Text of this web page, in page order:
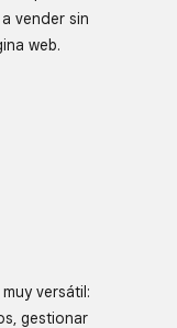
vender sin
web.
versátil:
gestionar